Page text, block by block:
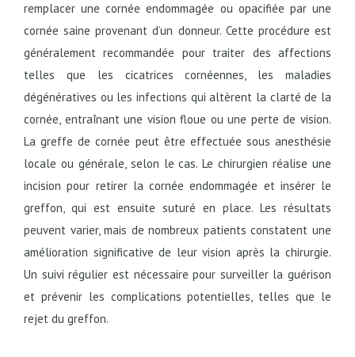
remplacer une cornée endommagée ou opacifiée par une
cornée saine provenant d’un donneur. Cette procédure est
généralement recommandée pour traiter des affections
telles que les cicatrices cornéennes, les maladies
dégénératives ou les infections qui altèrent la clarté de la
cornée, entraînant une vision floue ou une perte de vision.
La greffe de cornée peut être effectuée sous anesthésie
locale ou générale, selon le cas. Le chirurgien réalise une
incision pour retirer la cornée endommagée et insérer le
greffon, qui est ensuite suturé en place. Les résultats
peuvent varier, mais de nombreux patients constatent une
amélioration significative de leur vision après la chirurgie.
Un suivi régulier est nécessaire pour surveiller la guérison
et prévenir les complications potentielles, telles que le
rejet du greffon.